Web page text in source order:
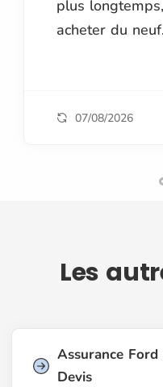
plus
acheter du neuf.
07/08/2026
Les
Assurance
Devis